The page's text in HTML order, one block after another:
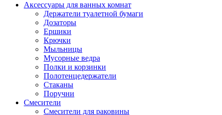
Аксессуары для ванных комнат
Держатели туалетной бумаги
Дозаторы
Ершики
Крючки
Мыльницы
Мусорные ведра
Полки и корзинки
Полотенцедержатели
Стаканы
Поручни
Смесители
Смесители для раковины